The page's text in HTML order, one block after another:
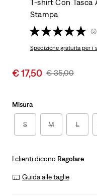
T-shirt Con Tasca
Stampa
(5)
Spedizione gratuitaper i
Sale
€ 17,50 Original
€ 35,00
Misura
S M L
I clienti dicono Regolare
Guida alle taglie